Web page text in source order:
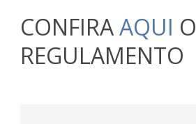
CONFIRAAQUI O
REGULAMENTO